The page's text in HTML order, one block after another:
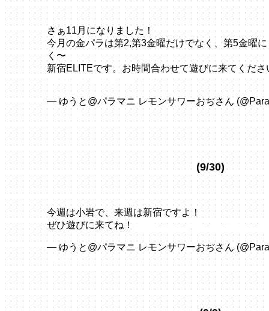
さぁ11月になりました！
今月の金パラは第2,第3金曜だけでなく、第5金曜
く〜
新宿ELITEです。お時間合わせて遊びに来てくださ
pic.twitter.com/gwlbo1ossZ
— ゆうと@パラマニ レモンサワーおぢさん
1, 2024
(9/30)
今週は小岩で、来週は新宿ですよ！
ぜひ遊びに来てね！ https://t.co/tPijT5r6WK
— ゆうと@パラマニ レモンサワーおぢさん
30, 2024